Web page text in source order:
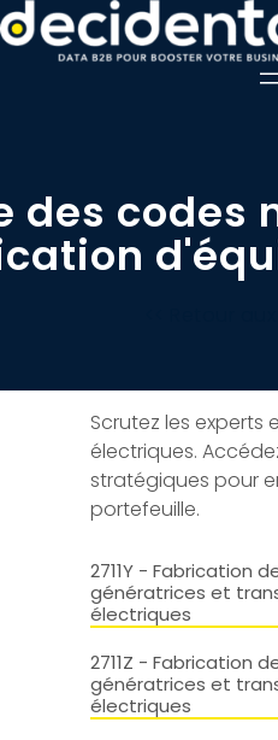
des codes
Scrutez les experts
électriques.
stratégiques pour
portefeuille.
2711Y - Fabrication
génératrices et
électriques
2711Z - Fabrication
génératrices et
électriques